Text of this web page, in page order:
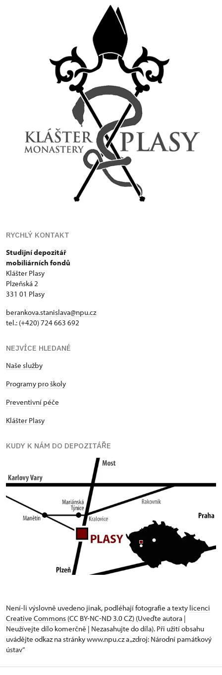
RYCHLÝ KONTAKT
Studijní depozitář
mobiliárních fondů
Klášter Plasy
Plzeňská 2
331 01 Plasy
berankova.stanislava@npu.cz
tel.: (+420) 724 663 692
NEJVÍCE HLEDANÉ
Naše služby
Programy pro školy
Preventivní péče
Klášter Plasy
KUDY K NÁM DO DEPOZITÁŘE
Není-li výslovně uvedeno jinak, podléhají fotografie a texty licenci
Creative Commons (CC BY-NC-ND 3.0 CZ) (Uveďte autora |
Neužívejte dílo komerčně | Nezasahujte do díla). Při užití obsahu
uvádějte odkaz na stránky www.npu.cz a „zdroj: Národní památkový
ústav“